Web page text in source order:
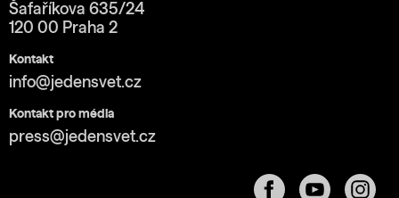
Šafaříkova 635/24
120 00 Praha 2
Kontakt
info@jedensvet.cz
Kontakt pro média
press@jedensvet.cz